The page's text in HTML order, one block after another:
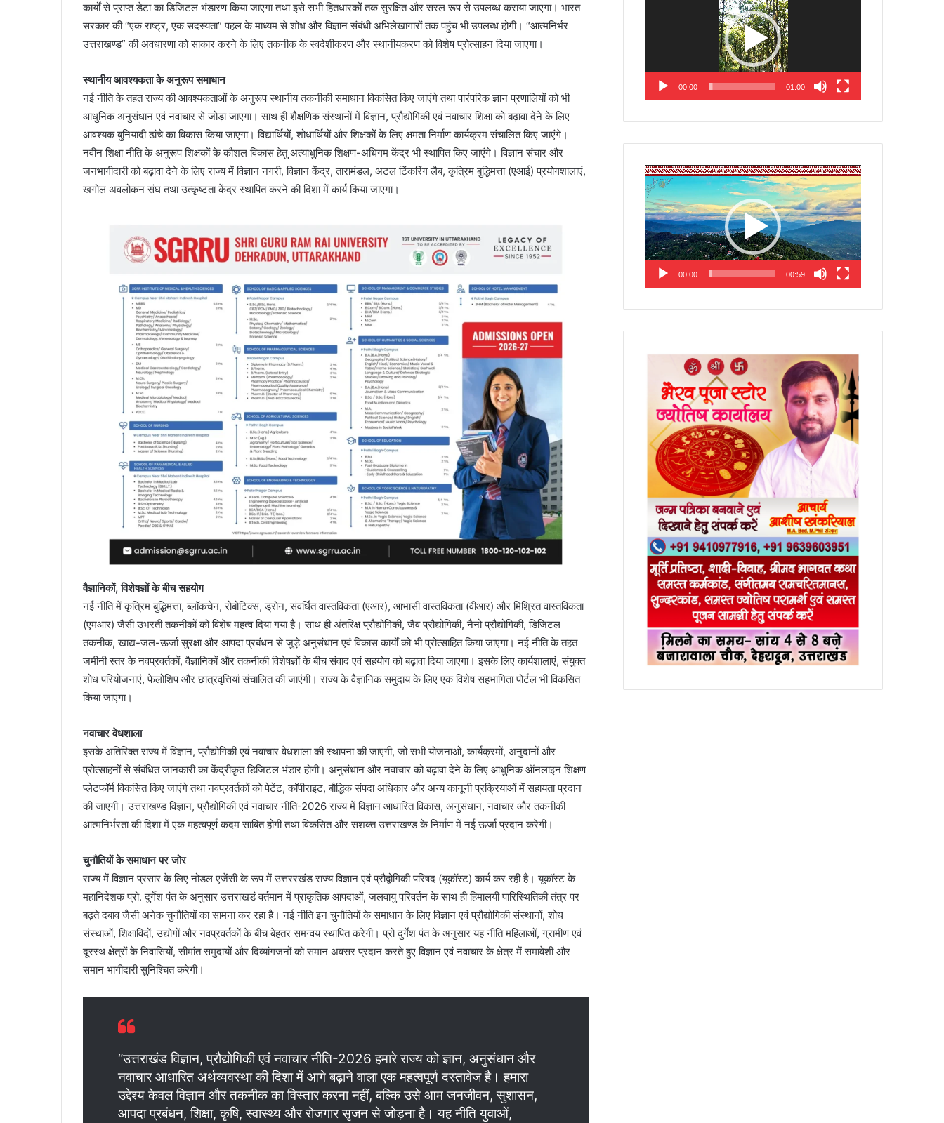
कार्यों से प्राप्त डेटा का डिजिटल भंडारण किया जाएगा तथा इसे सभी हितधारकों तक सुरक्षित और सरल रूप से उपलब्ध कराया जाएगा। भारत
सरकार की “एक राष्ट्र, एक सदस्यता” पहल के माध्यम से शोध और विज्ञान संबंधी अभिलेखागारों तक पहुंच भी उपलब्ध होगी। “आत्मनिर्भर
उत्तराखण्ड” की अवधारणा को साकार करने के लिए तकनीक के स्वदेशीकरण और स्थानीयकरण को विशेष प्रोत्साहन दिया जाएगा।
स्थानीय आवश्यकता के अनुरूप समाधान
नई नीति के तहत राज्य की आवश्यकताओं के अनुरूप स्थानीय तकनीकी समाधान विकसित किए जाएंगे तथा पारंपरिक ज्ञान प्रणालियों को भी
आधुनिक अनुसंधान एवं नवाचार से जोड़ा जाएगा। साथ ही शैक्षणिक संस्थानों में विज्ञान, प्रौद्योगिकी एवं नवाचार शिक्षा को बढ़ावा देने के लिए
आवश्यक बुनियादी ढांचे का विकास किया जाएगा। विद्यार्थियों, शोधार्थियों और शिक्षकों के लिए क्षमता निर्माण कार्यक्रम संचालित किए जाएंगे।
नवीन शिक्षा नीति के अनुरूप शिक्षकों के कौशल विकास हेतु अत्याधुनिक शिक्षण-अधिगम केंद्र भी स्थापित किए जाएंगे। विज्ञान संचार और
जनभागीदारी को बढ़ावा देने के लिए राज्य में विज्ञान नगरी, विज्ञान केंद्र, तारामंडल, अटल टिंकरिंग लैब, कृत्रिम बुद्धिमत्ता (एआई) प्रयोगशालाएं,
खगोल अवलोकन संघ तथा उत्कृष्टता केंद्र स्थापित करने की दिशा में कार्य किया जाएगा।
वैज्ञानिकों, विशेषज्ञों के बीच सहयोग
नई नीति में कृत्रिम बुद्धिमत्ता, ब्लॉकचेन, रोबोटिक्स, ड्रोन, संवर्धित वास्तविकता (एआर), आभासी वास्तविकता (वीआर) और मिश्रित वास्तविकता
(एमआर) जैसी उभरती तकनीकों को विशेष महत्व दिया गया है। साथ ही अंतरिक्ष प्रौद्योगिकी, जैव प्रौद्योगिकी, नैनो प्रौद्योगिकी, डिजिटल
तकनीक, खाद्य-जल-ऊर्जा सुरक्षा और आपदा प्रबंधन से जुड़े अनुसंधान एवं विकास कार्यों को भी प्रोत्साहित किया जाएगा। नई नीति के तहत
जमीनी स्तर के नवप्रवर्तकों, वैज्ञानिकों और तकनीकी विशेषज्ञों के बीच संवाद एवं सहयोग को बढ़ावा दिया जाएगा। इसके लिए कार्यशालाएं, संयुक्त
शोध परियोजनाएं, फेलोशिप और छात्रवृत्तियां संचालित की जाएंगी। राज्य के वैज्ञानिक समुदाय के लिए एक विशेष सहभागिता पोर्टल भी विकसित
किया जाएगा।
नवाचार वेधशाला
इसके अतिरिक्त राज्य में विज्ञान, प्रौद्योगिकी एवं नवाचार वेधशाला की स्थापना की जाएगी, जो सभी योजनाओं, कार्यक्रमों, अनुदानों और
प्रोत्साहनों से संबंधित जानकारी का केंद्रीकृत डिजिटल भंडार होगी। अनुसंधान और नवाचार को बढ़ावा देने के लिए आधुनिक ऑनलाइन शिक्षण
प्लेटफॉर्म विकसित किए जाएंगे तथा नवप्रवर्तकों को पेटेंट, कॉपीराइट, बौद्धिक संपदा अधिकार और अन्य कानूनी प्रक्रियाओं में सहायता प्रदान
की जाएगी। उत्तराखण्ड विज्ञान, प्रौद्योगिकी एवं नवाचार नीति-2026 राज्य में विज्ञान आधारित विकास, अनुसंधान, नवाचार और तकनीकी
आत्मनिर्भरता की दिशा में एक महत्वपूर्ण कदम साबित होगी तथा विकसित और सशक्त उत्तराखण्ड के निर्माण में नई ऊर्जा प्रदान करेगी।
चुनौतियों के समाधान पर जोर
राज्य में विज्ञान प्रसार के लिए नोडल एजेंसी के रूप में उत्तररखंड राज्य विज्ञान एवं प्रौद्वोगिकी परिषद (यूकॉस्ट) कार्य कर रही है। यूकॉस्ट के
महानिदेशक प्रो. दुर्गेश पंत के अनुसार उत्तराखडं वर्तमान में प्राकृतिक आपदाओं, जलवायु परिवर्तन के साथ ही हिमालयी पारिस्थितिकी तंत्र पर
बढ़ते दबाव जैसी अनेक चुनौतियों का सामना कर रहा है। नई नीति इन चुनौतियों के समाधान के लिए विज्ञान एवं प्रौद्योगिकी संस्थानों, शोध
संस्थाओं, शिक्षाविदों, उद्योगों और नवप्रवर्तकों के बीच बेहतर समन्वय स्थापित करेगी। प्रो दुर्गेश पंत के अनुसार यह नीति महिलाओं, ग्रामीण एवं
दूरस्थ क्षेत्रों के निवासियों, सीमांत समुदायों और दिव्यांगजनों को समान अवसर प्रदान करते हुए विज्ञान एवं नवाचार के क्षेत्र में समावेशी और
समान भागीदारी सुनिश्चित करेगी।
“उत्तराखंड विज्ञान, प्रौद्योगिकी एवं नवाचार नीति-2026 हमारे राज्य को ज्ञान, अनुसंधान और
नवाचार आधारित अर्थव्यवस्था की दिशा में आगे बढ़ाने वाला एक महत्वपूर्ण दस्तावेज है। हमारा
उद्देश्य केवल विज्ञान और तकनीक का विस्तार करना नहीं, बल्कि उसे आम जनजीवन, सुशासन,
आपदा प्रबंधन, शिक्षा, कृषि, स्वास्थ्य और रोजगार सृजन से जोड़ना है। यह नीति युवाओं,
00:00 01:00
Video
Player
00:00 00:59